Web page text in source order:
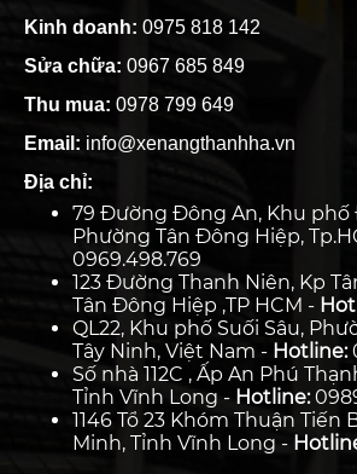
Kinh doanh: 0975 818 142
Sửa chữa: 0967 685 849
Thu mua: 0978 799 649
Email: info@xenangthanhha.vn
Địa chỉ:
79 Đường Đông An, Khu phố
Phường Tân Đông Hiệp,
0969.498.769
123 Đường Thanh Niên, Kp
Tân Đông Hiệp ,TP HCM -
QL22, Khu phố Suối Sâu,
Tây Ninh, Việt Nam - Hotline:
Số nhà 112C , Ấp An Phú
Tỉnh Vĩnh Long - Hotline:
1146 Tổ 23 Khóm Thuận Tiến
Minh, Tỉnh Vĩnh Long -